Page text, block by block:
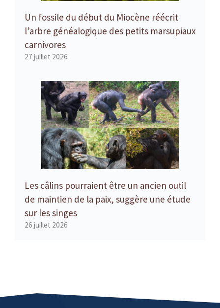
Un fossile du début du Miocène réécrit
l’arbre généalogique des petits marsupiaux
carnivores
27 juillet 2026
Les câlins pourraient être un ancien outil
de maintien de la paix, suggère une étude
sur les singes
26 juillet 2026